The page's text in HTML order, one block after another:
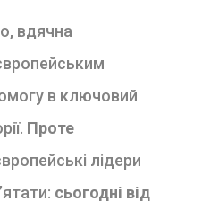
вдячна
в ключовий
Проте
лідери
сьогодні від